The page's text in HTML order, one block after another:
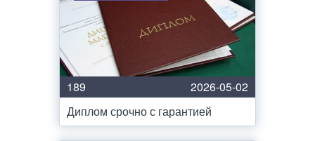
189
2026-05-02
Диплом срочно с гарантией